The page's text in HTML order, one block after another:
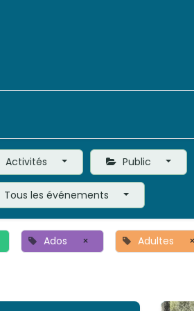
Activités Public
Tous les événements
Ados × Adultes ×